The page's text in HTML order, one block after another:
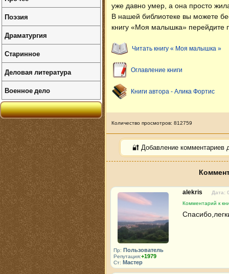
уже давно умер, а она просто
В нашей библиотеке вы можете
книгу «Моя малышка» перейдите
Читать книгу « Моя малышка »
Оглавление книги
Книги автора - Алика Фортис
Количество просмотров: 812759
🔐 Добавление комментариев
Пр: Пользователь
Репутация:+1979
Ст: Мастер
alekris
Дата:
Комментарий к
Поэзия
Драматургия
Старинное
Деловая литература
Военное дело